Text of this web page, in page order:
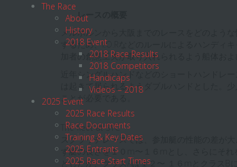
The Race
About
History
2018 Event
2018 Race Results
2018 Competitors
Handicaps
Videos – 2018
2025 Event
2025 Race Results
Race Documents
Training & Key Dates
2025 Entrants
2025 Race Start Times
レースの概要
メルボルンから大阪までのレースをどのよう
するため、I.O.Rなどのルールによるハンデ
加者の創意工夫が取り入れられるよう船体お
近年シングルハンドなどのショートハンドレ
は起きて居られるようダブルハンドとした。
ことが必要である。
The fleet at SYC
スクラッチレースでは、参加艇の性能の差が
ず艇の長さを１０m〜１６mとし、さらにそ
としたが、クラスAは１２〜 １６mとクラスB